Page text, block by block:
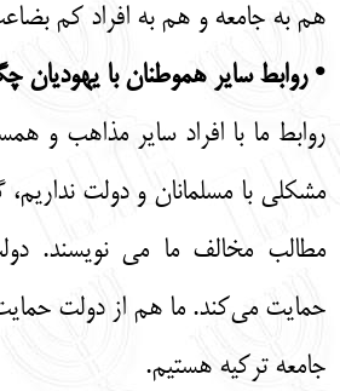
هم به جامعه و هم به افراد کم
• روابط سایر هموطنان با یهودیان
روابط ما با افراد سایر مذاهب و
مشکلی با مسلمانان و دولت
مطالب مخالف ما می نویسند.
حمایت می‌کند. ما هم از دولت
جامعه ترکیه هستیم.